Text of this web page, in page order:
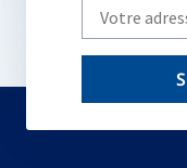
Write
your
email